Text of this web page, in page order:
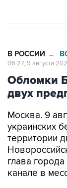
В РОССИИ →
06:27, 9 августа
Обломки
двух
Москва. 9
украинских
территории
глава
канале в